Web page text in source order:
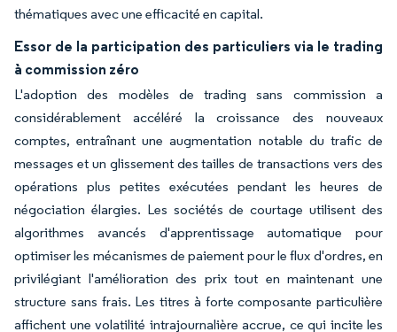
thématiques avec une efficacité en capital.
Essor de la participation des particuliers via le trading
à commission zéro
L'adoption des modèles de trading sans commission a
considérablement accéléré la croissance des nouveaux
comptes, entraînant une augmentation notable du trafic de
messages et un glissement des tailles de transactions vers des
opérations plus petites exécutées pendant les heures de
négociation élargies. Les sociétés de courtage utilisent des
algorithmes avancés d'apprentissage automatique pour
optimiser les mécanismes de paiement pour le flux d'ordres, en
privilégiant l'amélioration des prix tout en maintenant une
structure sans frais. Les titres à forte composante particulière
affichent une volatilité intrajournalière accrue, ce qui incite les